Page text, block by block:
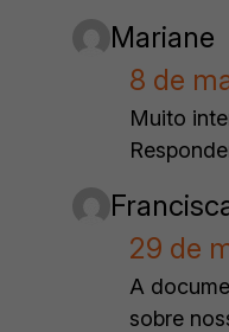
Mariane
8 de
Muito
29 de
A
sobre